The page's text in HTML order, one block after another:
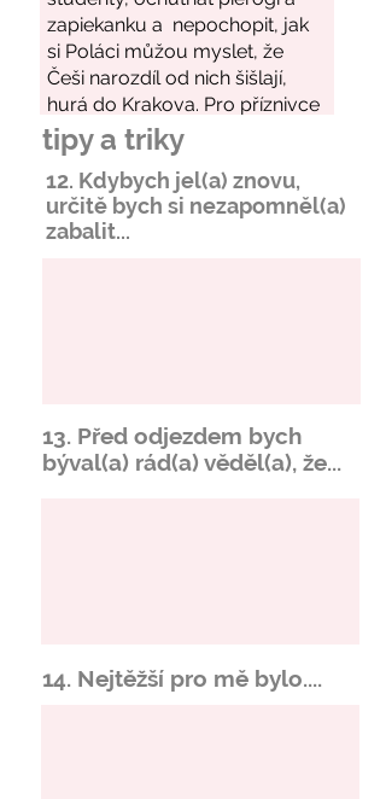
tipy a triky
12. Kdybych jel(a) znovu,
určitě bych si nezapomněl(a)
zabalit...
13. Před odjezdem bych
býval(a) rád(a) věděl(a), že...
14. Nejtěžší pro mě bylo....